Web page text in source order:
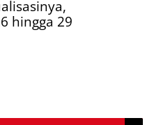
hingga 29